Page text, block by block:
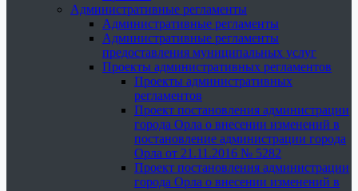
Административные регламенты
Административные регламенты
Административные регламенты
предоставления муниципальных услуг
Проекты административных регламентов
Проекты административных
регламентов
Проект постановления администрации
города Орла о внесении изменений в
постановление администрации города
Орла от 21.11.2016 № 5282
Проект постановления администрации
города Орла о внесении изменений в